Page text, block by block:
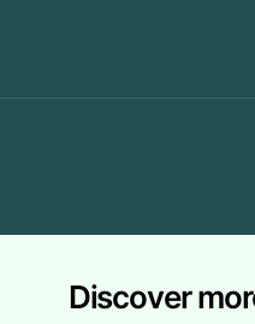
Discover more